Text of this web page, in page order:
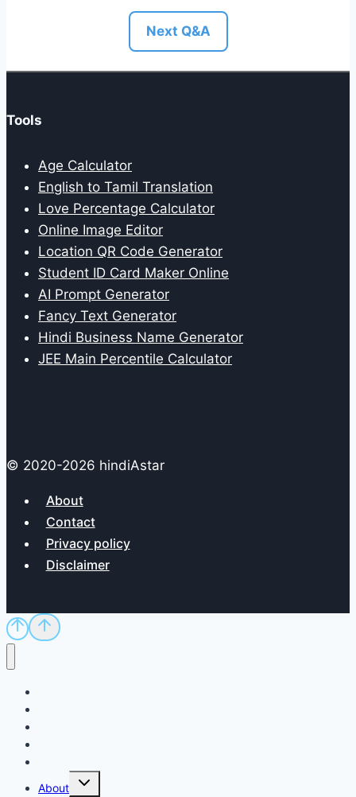
Next Q&A
Tools
Age Calculator
English to Tamil Translation
Love Percentage Calculator
Online Image Editor
Location QR Code Generator
Student ID Card Maker Online
AI Prompt Generator
Fancy Text Generator
Hindi Business Name Generator
JEE Main Percentile Calculator
© 2020-2026 hindiAstar
About
Contact
Privacy policy
Disclaimer
About
Toggle